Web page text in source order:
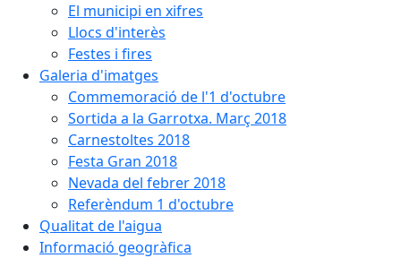
El municipi en xifres
Llocs d'interès
Festes i fires
Galeria d'imatges
Commemoració de l'1 d'octubre
Sortida a la Garrotxa. Març 2018
Carnestoltes 2018
Festa Gran 2018
Nevada del febrer 2018
Referèndum 1 d'octubre
Qualitat de l'aigua
Informació geogràfica